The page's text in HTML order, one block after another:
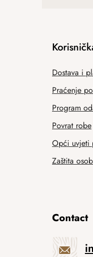
Dostava i
Praćenje
Program
Povrat robe
Opći uvjeti
Zaštita
Contact